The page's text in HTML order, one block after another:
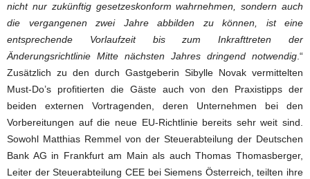
nicht nur zukünftig gesetzeskonform wahrnehmen, sondern auch
die vergangenen zwei Jahre abbilden zu können, ist eine
entsprechende Vorlaufzeit bis zum Inkrafttreten der
Änderungsrichtlinie Mitte nächsten Jahres dringend notwendig.“
Zusätzlich zu den durch Gastgeberin Sibylle Novak vermittelten
Must-Do’s profitierten die Gäste auch von den Praxistipps der
beiden externen Vortragenden, deren Unternehmen bei den
Vorbereitungen auf die neue EU-Richtlinie bereits sehr weit sind.
Sowohl Matthias Remmel von der Steuerabteilung der Deutschen
Bank AG in Frankfurt am Main als auch Thomas Thomasberger,
Leiter der Steuerabteilung CEE bei Siemens Österreich, teilten ihre